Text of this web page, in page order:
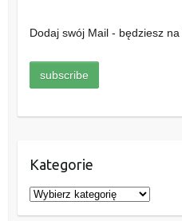
Dodaj swój Mail - będziesz
Kategorie
K
a